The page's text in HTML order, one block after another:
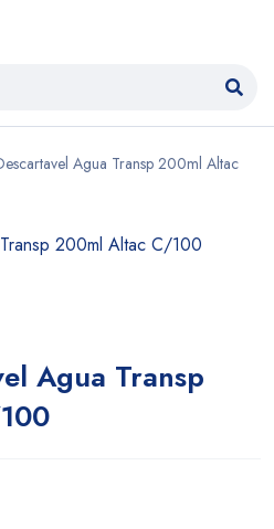
Agua Transp 200ml Altac
Agua Transp